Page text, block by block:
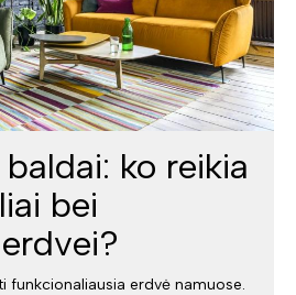
ko reikia
bei
funkcionaliausia erdvė namuose.